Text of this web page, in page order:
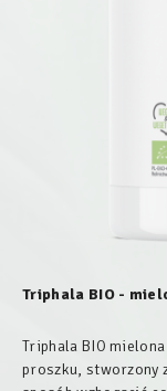
Triphala BIO -
Triphala BIO
proszku, stworzony